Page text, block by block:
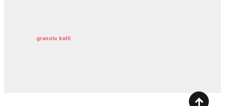
granulu katli